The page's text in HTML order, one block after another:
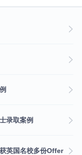
录取案例
英国名校多份Offer